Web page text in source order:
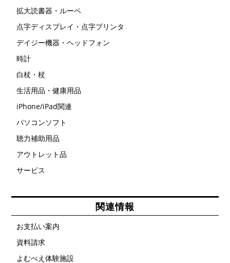
拡大読書器・ルーペ
点字ディスプレイ・点字プリンタ
デイジー機器・ヘッドフォン
時計
白杖・杖
生活用品・健康用品
iPhone/iPad関連
パソコンソフト
聴力補助用品
アウトレット品
サービス
関連情報
お支払い案内
資料請求
よむべえ体験施設